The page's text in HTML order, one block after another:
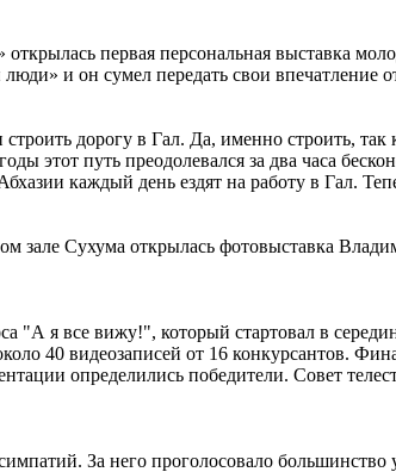
первая персональная выставка
и он сумел передать свои впечатление
дорогу в Гал. Да, именно строить,
этот путь преодолевался за два часа
каждый день ездят на работу в Гал.
зале Сухума открылась фотовыставка
"А я все вижу!", который стартовал в
40 видеозаписей от 16 конкурсантов.
определились победители. Совет
За него проголосовало